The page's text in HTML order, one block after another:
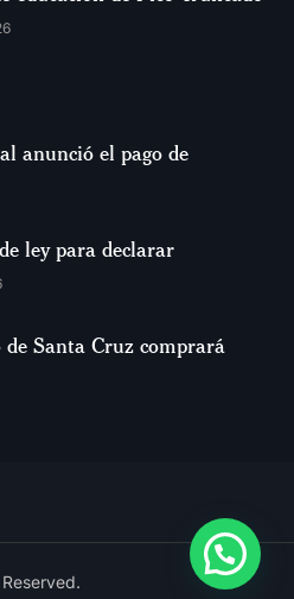
anunció el pago de
ley para declarar
Santa Cruz comprará